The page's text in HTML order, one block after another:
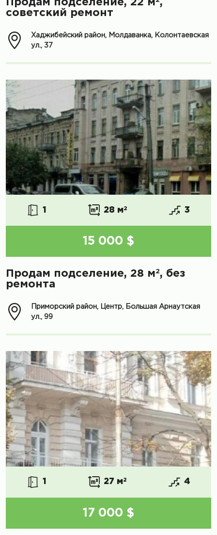
Продам подселение, 22 м
,
советский ремонт
Хаджибейский район, Молдаванка, Колонтаевская
ул., 37
1 28 м2 3
15 000 $
Продам подселение, 28 м2, без
ремонта
Приморский район, Центр, Большая Арнаутская
ул., 99
1 27 м2 4
17 000 $